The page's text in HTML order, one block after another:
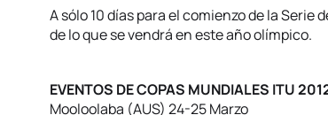
A sólo 10 días para el comienzo de la Serie
de lo que se vendrá en este año olímpico.
EVENTOS DE COPAS MUNDIALES ITU
Mooloolaba (AUS) 24-25 Marzo